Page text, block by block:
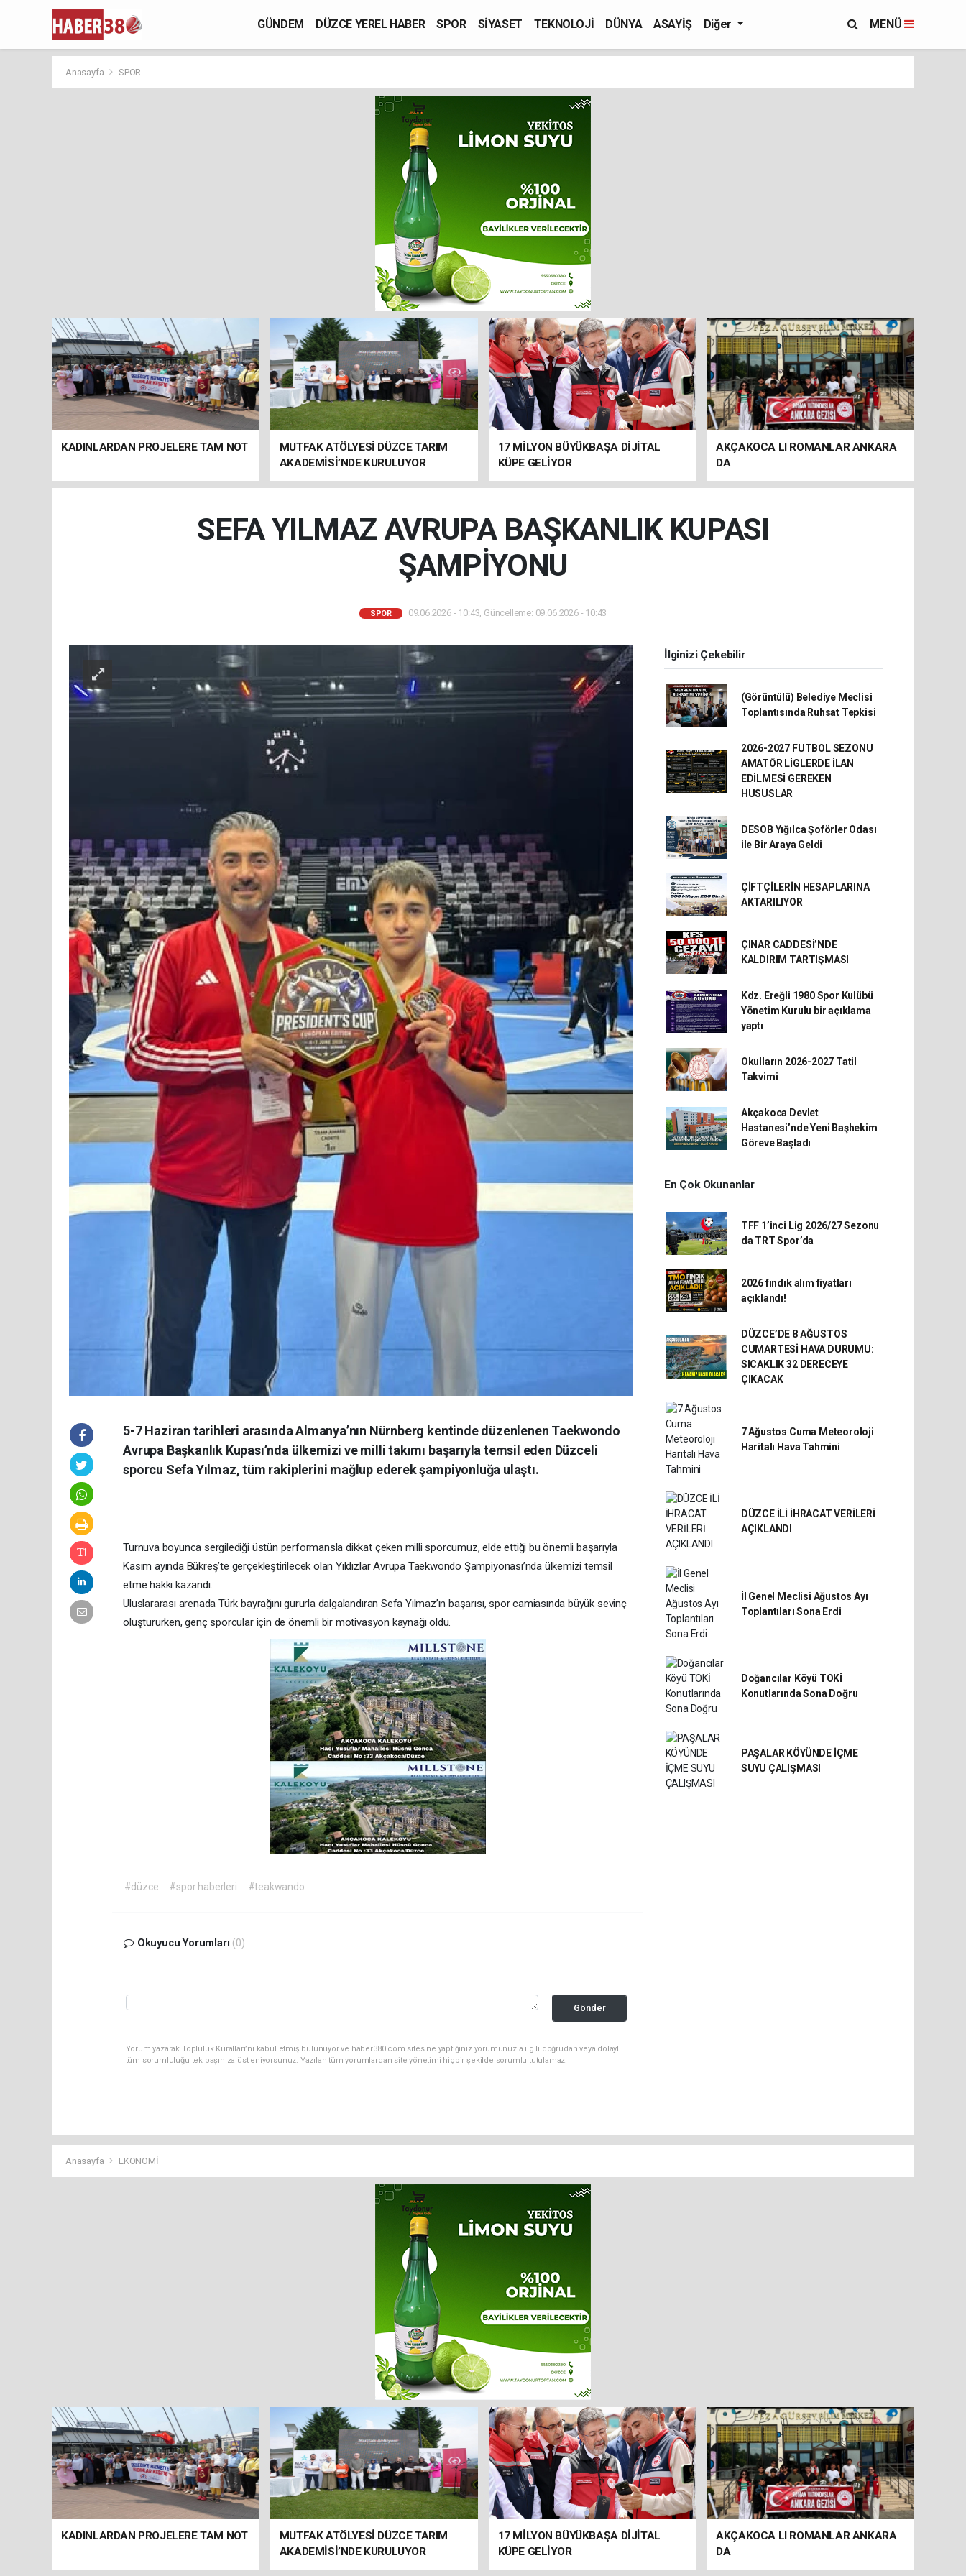
GÜNDEM DÜZCE YEREL HABER SPOR SİYASET TEKNOLOJİ DÜNYA ASAYİŞ Diğer MENÜ
Anasayfa SPOR
KADINLARDAN PROJELERE TAM NOT
MUTFAK ATÖLYESİ DÜZCE TARIM
AKADEMİSİ’NDE KURULUYOR
PROJESİ TAMAMLANDI
17 MİLYON BÜYÜKBAŞA DİJİTAL
KÜPE GELİYOR
AKÇAKOCA LI ROMANLAR ANKARA
DA
SEFA YILMAZ AVRUPA BAŞKANLIK KUPASI
ŞAMPİYONU
SPOR 09.06.2026 - 10:43, Güncelleme: 09.06.2026 - 10:43
5-7 Haziran tarihleri arasında Almanya’nın Nürnberg kentinde düzenlenen Taekwondo
Avrupa Başkanlık Kupası’nda ülkemizi ve milli takımı başarıyla temsil eden Düzceli
sporcu Sefa Yılmaz, tüm rakiplerini mağlup ederek şampiyonluğa ulaştı.
Turnuva boyunca sergilediği üstün performansla dikkat çeken milli sporcumuz, elde ettiği bu önemli başarıyla
Kasım ayında Bükreş’te gerçekleştirilecek olan Yıldızlar Avrupa Taekwondo Şampiyonası’nda ülkemizi temsil
etme hakkı kazandı.
Uluslararası arenada Türk bayrağını gururla dalgalandıran Sefa Yılmaz’ın başarısı, spor camiasında büyük sevinç
oluştururken, genç sporcular için de önemli bir motivasyon kaynağı oldu.
#düzce #spor haberleri #teakwando
Okuyucu Yorumları (0)
Gönder
Yorum yazarak Topluluk Kuralları’nı kabul etmiş bulunuyor ve haber380.com sitesine yaptığınız yorumunuzla ilgili doğrudan veya dolaylı
tüm sorumluluğu tek başınıza üstleniyorsunuz. Yazılan tüm yorumlardan site yönetimi hiçbir şekilde sorumlu tutulamaz.
İlginizi Çekebilir
(Görüntülü) Belediye Meclisi
Toplantısında Ruhsat Tepkisi
2026-2027 FUTBOL SEZONU
AMATÖR LİGLERDE İLAN
EDİLMESİ GEREKEN
HUSUSLAR
DESOB Yığılca Şoförler Odası
ile Bir Araya Geldi
ÇİFTÇİLERİN HESAPLARINA
AKTARILIYOR
ÇINAR CADDESİ’NDE
KALDIRIM TARTIŞMASI
Kdz. Ereğli 1980 Spor Kulübü
Yönetim Kurulu bir açıklama
yaptı
Okulların 2026-2027 Tatil
Takvimi
Akçakoca Devlet
Hastanesi’nde Yeni Başhekim
Göreve Başladı
En Çok Okunanlar
TFF 1’inci Lig 2026/27 Sezonu
da TRT Spor’da
2026 fındık alım fiyatları
açıklandı!
DÜZCE’DE 8 AĞUSTOS
CUMARTESİ HAVA DURUMU:
SICAKLIK 32 DERECEYE
ÇIKACAK
7 Ağustos Cuma Meteoroloji
Haritalı Hava Tahmini
DÜZCE İLİ İHRACAT VERİLERİ
AÇIKLANDI
İl Genel Meclisi Ağustos Ayı
Toplantıları Sona Erdi
Doğancılar Köyü TOKİ
Konutlarında Sona Doğru
PAŞALAR KÖYÜNDE İÇME
SUYU ÇALIŞMASI
Anasayfa EKONOMİ
KADINLARDAN PROJELERE TAM NOT
MUTFAK ATÖLYESİ DÜZCE TARIM
AKADEMİSİ’NDE KURULUYOR
PROJESİ TAMAMLANDI
17 MİLYON BÜYÜKBAŞA DİJİTAL
KÜPE GELİYOR
AKÇAKOCA LI ROMANLAR ANKARA
DA